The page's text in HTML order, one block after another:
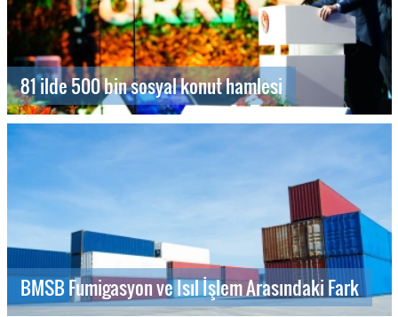
81 ilde 500 bin sosyal konut hamlesi
BMSB Fumigasyon ve Isıl İşlem Arasındaki Fark